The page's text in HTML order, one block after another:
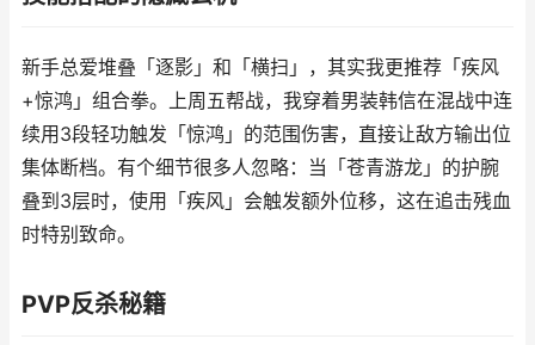
新手总爱堆叠「逐影」和「横扫」，其实我更推荐「疾风
+惊鸿」组合拳。上周五帮战，我穿着男装韩信在混战中连
续用3段轻功触发「惊鸿」的范围伤害，直接让敌方输出位
集体断档。有个细节很多人忽略：当「苍青游龙」的护腕
叠到3层时，使用「疾风」会触发额外位移，这在追击残血
时特别致命。
PVP反杀秘籍